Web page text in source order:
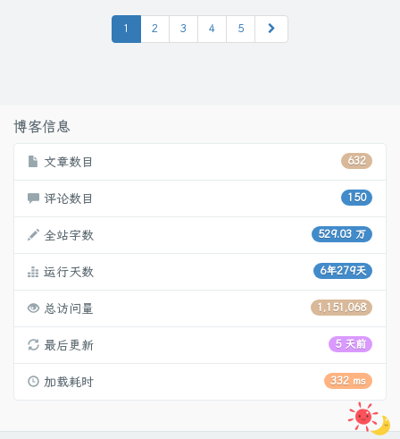
1 2 3 4 5
博客信息
632
文章数目
150
评论数目
529.03 万
全站字数
6年279天
运行天数
1,151,068
总访问量
5 天前
最后更新
332 ms
加载耗时